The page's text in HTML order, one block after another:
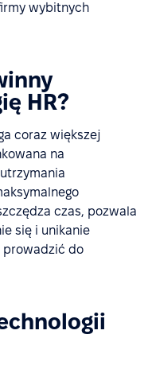
wybitnych
HR?
coraz większej
na
czas, pozwala
się i unikanie
prowadzić do